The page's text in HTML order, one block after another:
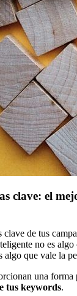
clave: el
clave de tus
no es algo
algo que vale la
una forma
tus keywords.